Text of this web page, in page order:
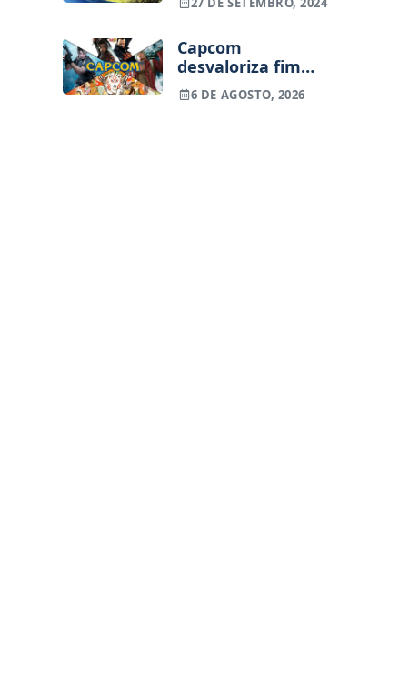
Zero Dawn na PS4
Capcom
desvaloriza fim
dos jogos físicos
na PlayStation
6 DE AGOSTO, 2026